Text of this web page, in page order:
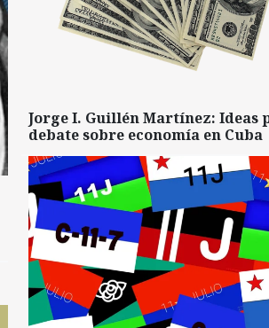
Jorge I. Guillén Martínez: Ideas
debate sobre economía en Cuba